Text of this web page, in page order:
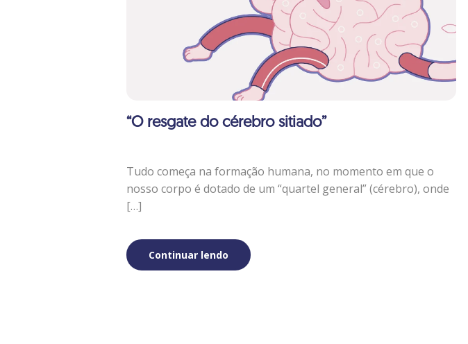
“O resgate do cérebro sitiado”
Tudo começa na formação humana, no momento em que o
nosso corpo é dotado de um “quartel general” (cérebro), onde
[…]
Continuar lendo